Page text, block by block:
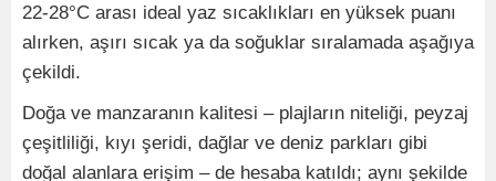
22-28°C arası ideal yaz sıcaklıkları en yüksek puanı
alırken, aşırı sıcak ya da soğuklar sıralamada aşağıya
çekildi.
Doğa ve manzaranın kalitesi – plajların niteliği, peyzaj
çeşitliliği, kıyı şeridi, dağlar ve deniz parkları gibi
doğal alanlara erişim – de hesaba katıldı; aynı şekilde